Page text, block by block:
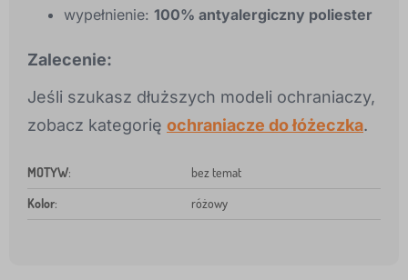
wypełnienie: 100% antyalergiczny poliester
Zalecenie:
Jeśli szukasz dłuższych modeli ochraniaczy,
zobacz kategorię ochraniacze do łóżeczka.
MOTYW:
bez temat
Kolor: różowy